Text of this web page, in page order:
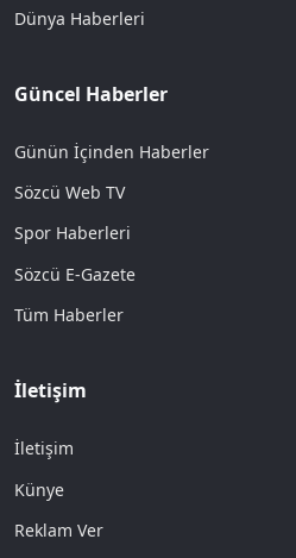
Dünya Haberleri
Güncel Haberler
Günün İçinden Haberler
Sözcü Web TV
Spor Haberleri
Sözcü E-Gazete
Tüm Haberler
İletişim
İletişim
Künye
Reklam Ver